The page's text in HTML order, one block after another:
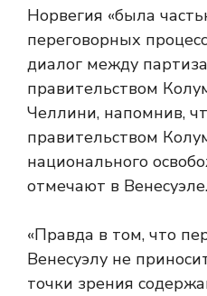
Норвегия «была
переговорных
диалог между
правительством
Челлини, напомнив,
правительством
национального
отмечают в
«Правда в том, что
Венесуэлу не
точки зрения